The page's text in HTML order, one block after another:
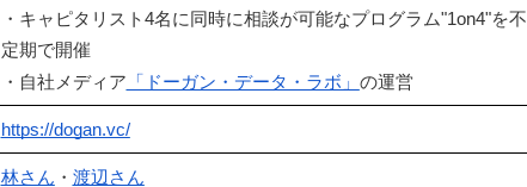
・キャピタリスト4名に同時に相談が可能なプログラム"1on4"を不
定期で開催
・自社メディア 「ドーガン・データ・ラボ」 の運営
https://dogan.vc/
林さん ・ 渡辺さん